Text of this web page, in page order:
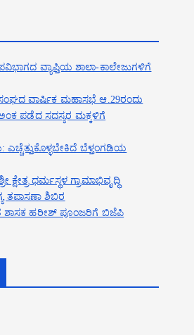
ವ್ಯಾಪ್ತಿಯ ಶಾಲಾ-ಕಾಲೇಜುಗಳಿಗೆ
ವಾರ್ಷಿಕ ಮಹಾಸಭೆ ಆ.29ರಂದು
ಪಡೆದ ಸದಸ್ಯರ ಮಕ್ಕಳಿಗೆ
ಎಚ್ಚೆತ್ತುಕೊಳ್ಳಬೇಕಿದೆ ಬೆಳ್ತಂಗಡಿಯ
ಧರ್ಮಸ್ಥಳ ಗ್ರಾಮಾಭಿವೃದ್ಧಿ
ಶಿಬಿರ
ಶಾಸಕ ಹರೀಶ್ ಪೂಂಜರಿಗೆ ಬಿಜೆಪಿ